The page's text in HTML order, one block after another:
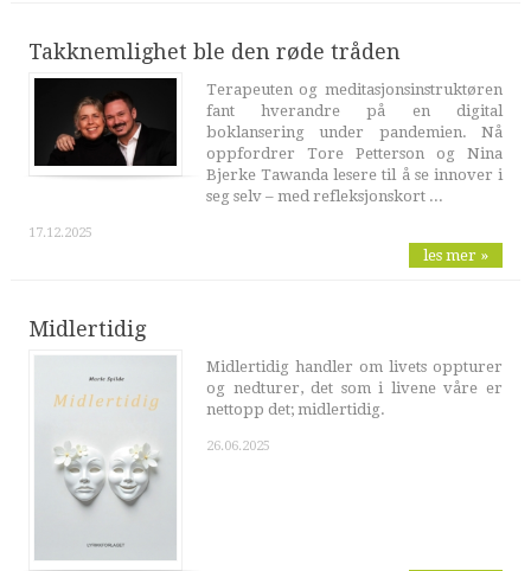
Takknemlighet ble den røde tråden
Terapeuten og meditasjonsinstruktøren
fant hverandre på en digital
boklansering under pandemien. Nå
oppfordrer Tore Petterson og Nina
Bjerke Tawanda lesere til å se innover i
seg selv – med refleksjonskort ...
17.12.2025
les mer »
Midlertidig
Midlertidig handler om livets oppturer
og nedturer, det som i livene våre er
nettopp det; midlertidig.
26.06.2025